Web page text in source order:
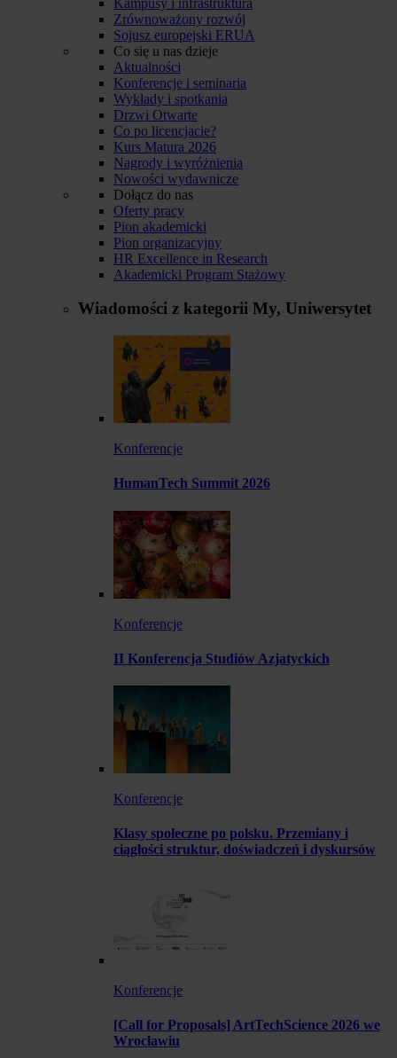
Zrównoważony rozwój
Sojusz europejski ERUA
Co się u nas dzieje
Aktualności
Konferencje i seminaria
Wykłady i spotkania
Drzwi Otwarte
Co po licencjacie?
Kurs Matura 2026
Nagrody i wyróżnienia
Nowości wydawnicze
Dołącz do nas
Oferty pracy
Pion akademicki
Pion organizacyjny
HR Excellence in Research
Akademicki Program Stażowy
Wiadomości z kategorii My, Uniwersytet
Konferencje
HumanTech Summit 2026
Konferencje
II Konferencja Studiów Azjatyckich
Konferencje
Klasy społeczne po polsku. Przemiany i
ciągłości struktur, doświadczeń i dyskursów
Konferencje
[Call for Proposals] ArtTechScience 2026 we
Wrocławiu